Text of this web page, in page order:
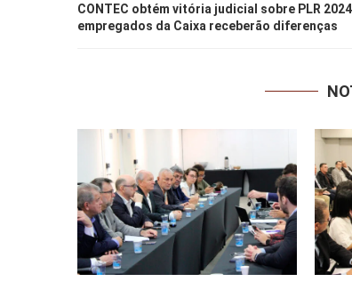
CONTEC obtém vitória judicial sobre PLR
empregados da Caixa receberão diferenças